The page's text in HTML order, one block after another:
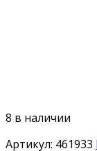
8 в наличии
Артикул: 461933